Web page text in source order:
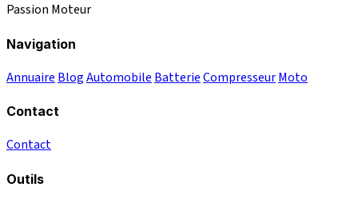
Passion Moteur
Navigation
Annuaire BlogAutomobile BatterieCompresseurMoto
Contact
Contact
Outils